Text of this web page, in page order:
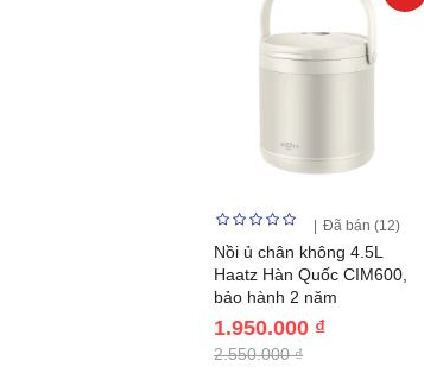
Đã bán (12)
Nồi ủ chân không 4.5L
Haatz Hàn Quốc CIM600,
bảo hành 2 năm
1.950.000 ₫
2.550.000 ₫